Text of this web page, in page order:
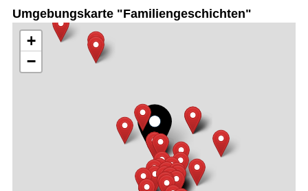
Umgebungskarte "Familiengeschichten"
+
−